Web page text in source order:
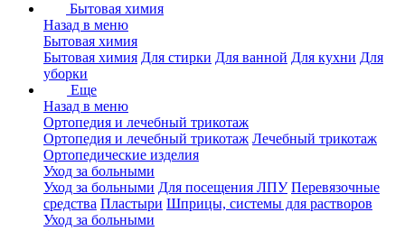
Бытовая химия
Назад в меню
Бытовая химия
Бытовая химия Для стирки Для ванной Для кухни Для
уборки
Еще
Назад в меню
Ортопедия и лечебный трикотаж
Ортопедия и лечебный трикотаж Лечебный трикотаж
Ортопедические изделия
Уход за больными
Уход за больными Для посещения ЛПУ Перевязочные
средства Пластыри Шприцы, системы для растворов
Уход за больными